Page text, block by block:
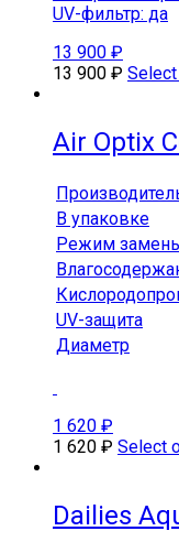
UV-фильтр: да
13 900 ₽
13 900 ₽
Air Optix
В упаковке
Режим
UV-защита
Диаметр
1 620 ₽
1 620 ₽ Select
Dailies